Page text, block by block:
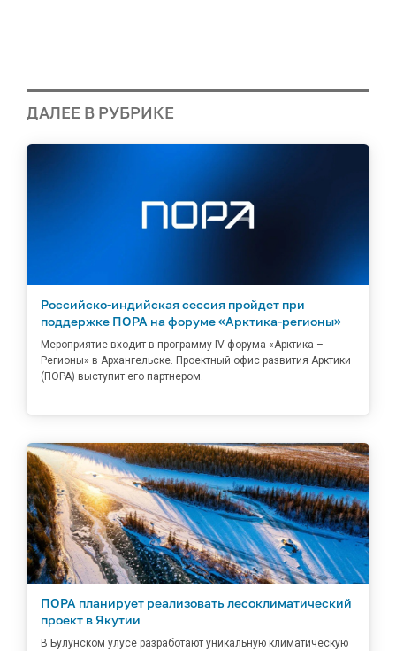
ДАЛЕЕ В РУБРИКЕ
Российско-индийская сессия пройдет при
поддержке ПОРА на форуме «Арктика-регионы»
Мероприятие входит в программу IV форума «Арктика –
Регионы» в Архангельске. Проектный офис развития Арктики
(ПОРА) выступит его партнером.
ПОРА планирует реализовать лесоклиматический
проект в Якутии
В Булунском улусе разработают уникальную климатическую